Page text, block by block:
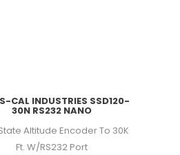
CAL INDUSTRIES SSD120-
30N RS232 NANO
Altitude Encoder To 30K
Ft. W/RS232 Port